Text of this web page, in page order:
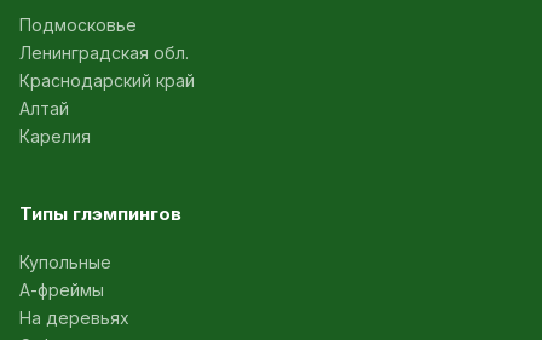
Подмосковье
Ленинградская обл.
Краснодарский край
Алтай
Карелия
Типы глэмпингов
Купольные
А-фреймы
На деревьях